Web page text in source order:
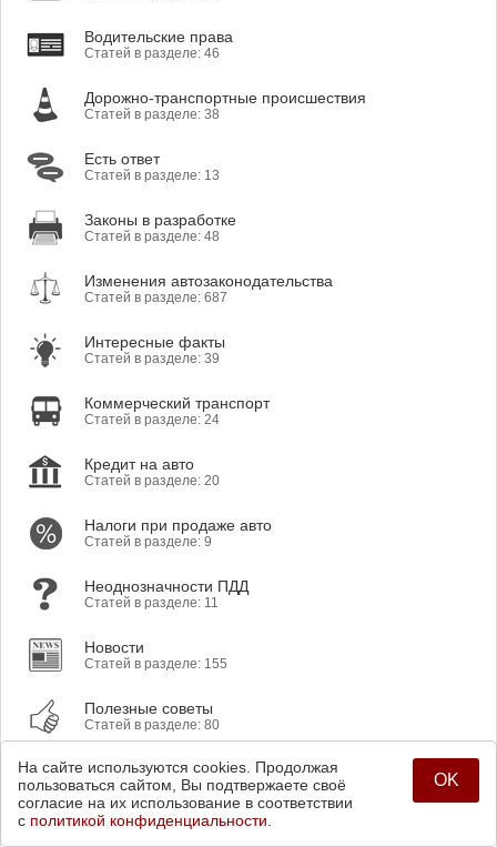
Водительские права
Статей в разделе: 46
Дорожно-транспортные происшествия
Статей в разделе: 38
Есть ответ
Статей в разделе: 13
Законы в разработке
Статей в разделе: 48
Изменения автозаконодательства
Статей в разделе: 687
Интересные факты
Статей в разделе: 39
Коммерческий транспорт
Статей в разделе: 24
Кредит на авто
Статей в разделе: 20
Налоги при продаже авто
Статей в разделе: 9
Неоднозначности ПДД
Статей в разделе: 11
Новости
Статей в разделе: 155
Полезные советы
Статей в разделе: 80
Правила Дорожного Движения
Статей в разделе: 187
Приложение Билеты ГИБДД
OK
На сайте используются cookies. Продолжая
пользоваться сайтом, Вы подтвержаете своё
согласие на их использование в соответствии
с политикой конфиденциальности.